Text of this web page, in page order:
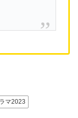
マ2023